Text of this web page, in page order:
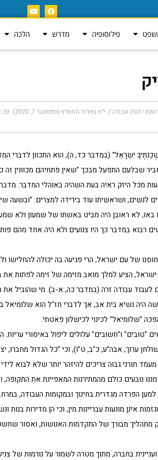
פילוסופיה מדרש הלכה
תורה ועבודה') י״ח באלול ה׳תש״פ (ספטמבר 7, 2020) pm
יִשְׂרָאֵל" (במדבר כד, ה), הוא התכוון לדברי
שבלעם התפעל מבכך "שאין פתחיהם מכוונין זה
מכל היזק ראיה בעת השהיה באוהלי המדבר.
לנשים, ושראשיתו עוד בירידה למצרים: "ובשעה
לא ראובן היה מביט באשתו של שמעון ולא
רבוא במדבר כך היו צנועים ולא היה אחד מהם
של עם ישראל, הרי פגיעה בה יכולה להחלישו
ישראל, הציע למלך מואב מזימה של זימה לפתות את
לעבוד עבודה זרה (במדבר כה, א-ב). מי שהוביל את
היה נשיא בית אב, אך לדברי חז"ל הוא שלומיאל
"שלומיאל" לכינוי לכישלון פאטתי.
"טובים" ו"חשובים" עלולים ליפול באיסורי עריות.
ערוך, אבה"ע, כ"ב, ט"ו), וכי "כל הגדול מחברו,
תורני גבוה צריכים להיזהר יותר שלא לבוא
נובעים כולם מהמתירנות המאפיינת את
הפרדה מגדרית בחינוך ובמקומות העבודה,
אינן מונעות עבריינות מין, וכי הן מדירות בנות
מתהליך מבורך של התקדמות האנושות, ואסור
ועניינית בחברה, מתוך מטרה לשמור על נורמות של